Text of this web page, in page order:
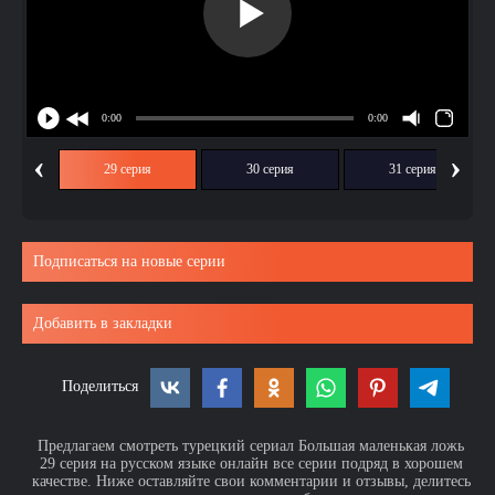
‹ 29 серия 30 серия 31 серия ›
Подписаться на новые серии
Добавить в закладки
Поделиться
Предлагаем смотреть турецкий сериал Большая маленькая ложь
29 серия на русском языке онлайн все серии подряд в хорошем
качестве. Ниже оставляйте свои комментарии и отзывы, делитесь